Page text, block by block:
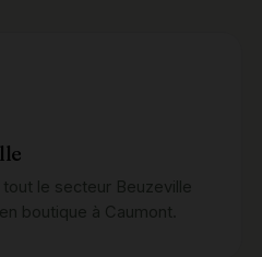
le secteur Beuzeville
boutique à Caumont.